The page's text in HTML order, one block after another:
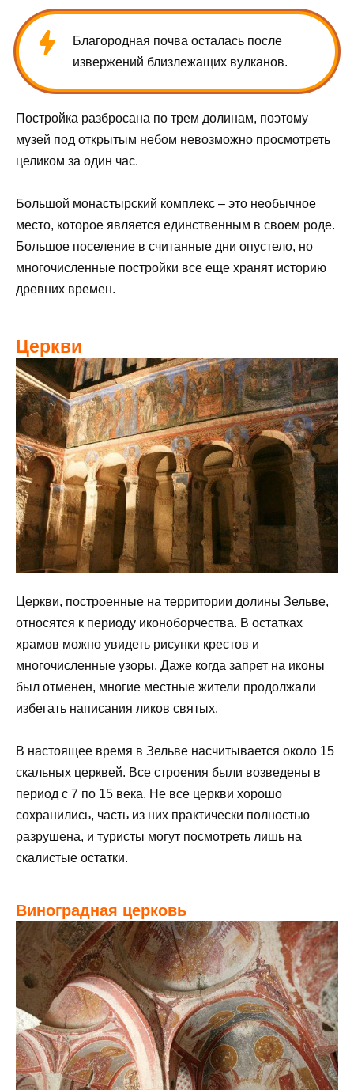
Благородная почва осталась после
извержений близлежащих вулканов.
Постройка разбросана по трем долинам, поэтому
музей под открытым небом невозможно просмотреть
целиком за один час.
Большой монастырский комплекс – это необычное
место, которое является единственным в своем роде.
Большое поселение в считанные дни опустело, но
многочисленные постройки все еще хранят историю
древних времен.
Церкви
Церкви, построенные на территории долины Зельве,
относятся к периоду иконоборчества. В остатках
храмов можно увидеть рисунки крестов и
многочисленные узоры. Даже когда запрет на иконы
был отменен, многие местные жители продолжали
избегать написания ликов святых.
В настоящее время в Зельве насчитывается около 15
скальных церквей. Все строения были возведены в
период с 7 по 15 века. Не все церкви хорошо
сохранились, часть из них практически полностью
разрушена, и туристы могут посмотреть лишь на
скалистые остатки.
Виноградная церковь